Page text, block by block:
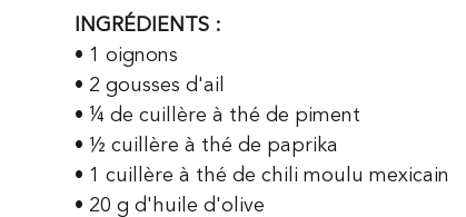
INGRÉDIENTS :
• 1 oignons
• 2 gousses d'ail
• ¼ de cuillère à thé de piment
• ½ cuillère à thé de paprika
• 1 cuillère à thé de chili moulu mexicain
• 20 g d'huile d'olive